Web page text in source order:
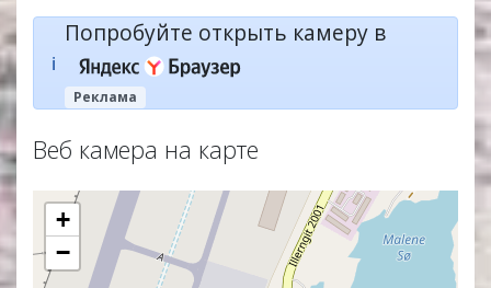
ℹ️
Попробуйте открыть камеру в
Реклама
Веб камера на карте
+
−